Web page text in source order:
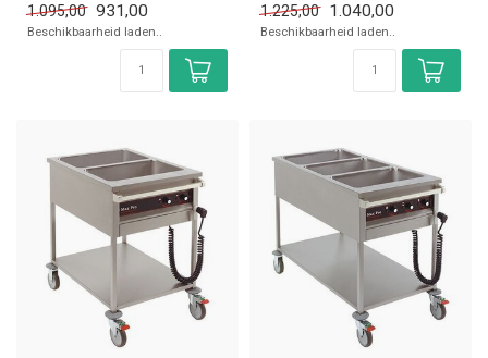
x Zonder GN bakken
✓ ...
1.095,00 931,00
Beschikbaarheid laden..
✓ Breedte 67,...
1.225,00 1.040,00
Beschikbaarheid laden..